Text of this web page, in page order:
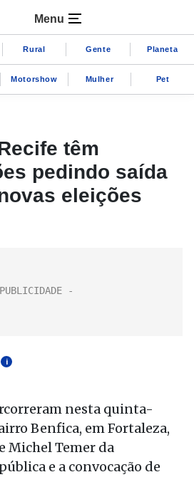
Menu
Rural Gente Planeta
Motorshow Mulher Pet
têm
pedindo saída
eleições
i
nesta quinta-
Benfica, em Fortaleza,
Michel Temer da
e a convocação de